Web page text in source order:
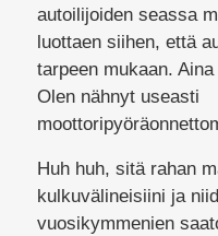
autoilijoiden seassa
luottaen siihen, että
tarpeen mukaan.
Olen nähnyt useasti
Huh huh, sitä rahan
kulkuvälineisiini ja
vuosikymmenien